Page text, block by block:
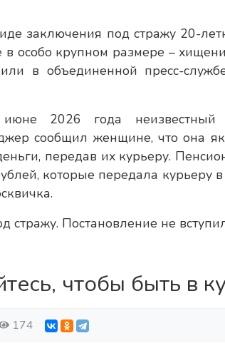
заключения под стражу 20-
в особо крупном размере –
в объединенной пресс-
2026 года неизвестный
сообщил женщине, что она
передав их курьеру.
которые передала курьеру
стражу. Постановление не
чтобы быть в
174